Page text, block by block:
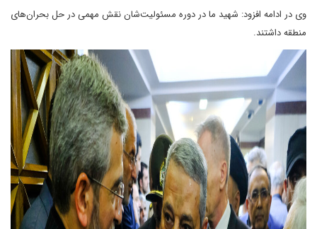
وی در ادامه افزود: شهید ما در دوره مسئولیت‌شان نقش مهمی در حل بحران‌های
منطقه داشتند.